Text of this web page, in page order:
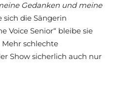
Gedanken und meine
sich die Sängerin
Voice Senior“ bleibe sie
schlechte
Show sicherlich auch nur